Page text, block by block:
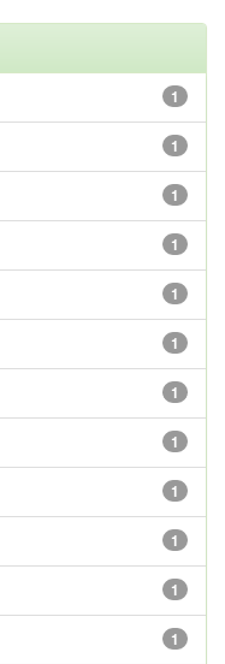
1
1
1
1
1
1
1
1
1
1
1
1